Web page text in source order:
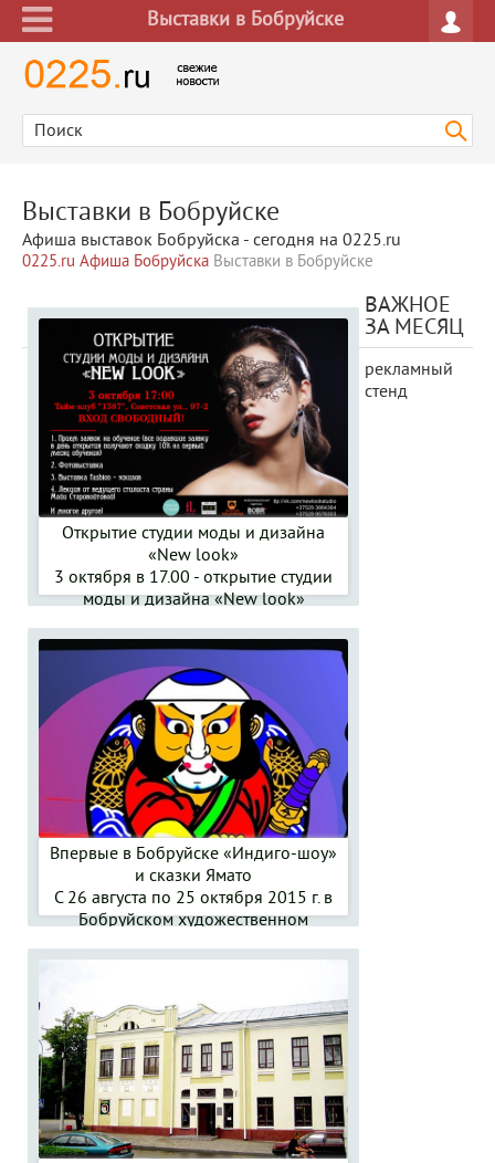
Выставки в Бобруйске
Выставки в Бобруйске
Афиша выставок Бобруйска - сегодня на 0225.ru
0225.ru Афиша Бобруйска Выставки в Бобруйске
Открытие студии моды и дизайна
«New look»
3 октября в 17.00 - открытие студии
моды и дизайна «New look»
Впервые в Бобруйске «Индиго-шоу»
и сказки Ямато
С 26 августа по 25 октября 2015 г. в
Бобруйском художественном
ВАЖНОЕ
ЗА МЕСЯЦ
рекламный
стенд